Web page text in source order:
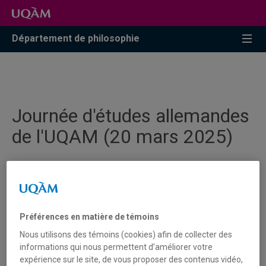
Accéder
recherche
Accéder
menu
pricipal
Accéder
zone
Département de philosophie
Journée d'études allemandes
de l'UQAM (20 mars 2025)
Marianne Di Croce, chargée de cours au Département de
philosophie, présentera une communication intitulée
politique aujourd'hui. » dans le cadre d'un panel lors de la
journée d'études allemandes de l'UQAM, qui aura lieu
jeudi le 20 mars .
Préférences en matière de témoins
Nous utilisons des témoins (cookies) afin de collecter des
informations qui nous permettent d’améliorer votre
expérience sur le site, de vous proposer des contenus vidéo,